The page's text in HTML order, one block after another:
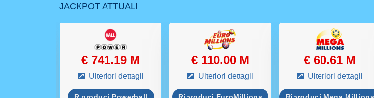
JACKPOT ATTUALI
€ 741.19 M
Ulteriori dettagli
€ 110.00 M
Ulteriori dettagli
€ 60.61 M
Ulteriori dettagli